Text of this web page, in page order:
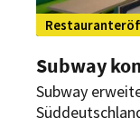
Subway
Subway